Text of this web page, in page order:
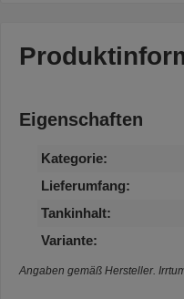
Eigenschaften
Kategorie:
Lieferumfang:
Tankinhalt:
Variante:
Angaben gemäß Hersteller.